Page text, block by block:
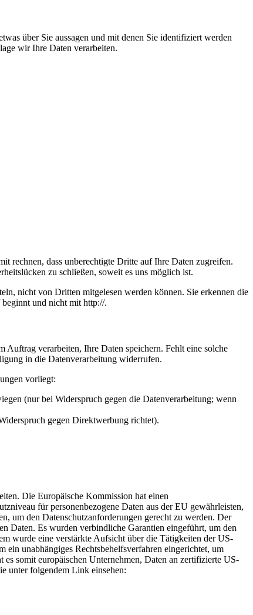
über Sie aussagen und mit denen Sie identifiziert werden
wir Ihre Daten verarbeiten.
rechnen, dass unberechtigte Dritte auf Ihre Daten zugreifen.
zu schließen, soweit es uns möglich ist.
nicht von Dritten mitgelesen werden können. Sie erkennen die
beginnt und nicht mit http://.
verarbeiten, Ihre Daten speichern. Fehlt eine solche
in die Datenverarbeitung widerrufen.
vorliegt:
(nur bei Widerspruch gegen die Datenverarbeitung; wenn
gegen Direktwerbung richtet).
Die Europäische Kommission hat einen
für personenbezogene Daten aus der EU gewährleisten,
um den Datenschutzanforderungen gerecht zu werden. Der
Daten. Es wurden verbindliche Garantien eingeführt, um den
wurde eine verstärkte Aufsicht über die Tätigkeiten der US-
ein unabhängiges Rechtsbehelfsverfahren eingerichtet, um
somit europäischen Unternehmen, Daten an zertifizierte US-
unter folgendem Link einsehen: